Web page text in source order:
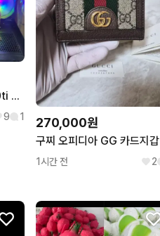
9800X3D + RTX5070ti 고성능 게이밍 컴퓨터 본체
9 1 270,000원
구찌 오피디아 GG 카드지갑
1시간 전 2